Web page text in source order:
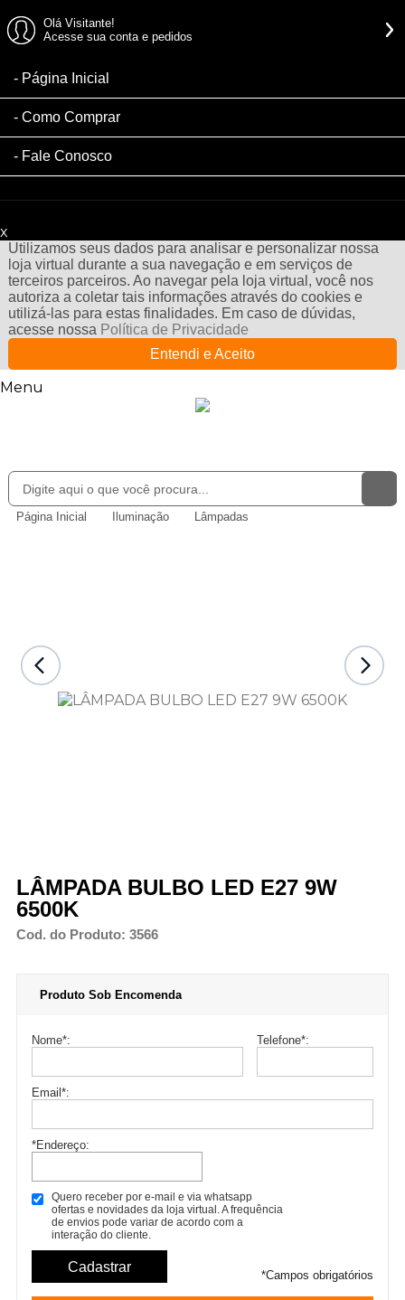
Olá Visitante!
Acesse sua conta e pedidos
Página Inicial
Como Comprar
Fale Conosco
x
Utilizamos seus dados para analisar e personalizar nossa
loja virtual durante a sua navegação e em serviços de
terceiros parceiros. Ao navegar pela loja virtual, você nos
autoriza a coletar tais informações através do cookies e
utilizá-las para estas finalidades. Em caso de dúvidas,
acesse nossa Política de Privacidade
Entendi e Aceito
Menu
Página Inicial Iluminação Lâmpadas
LÂMPADA BULBO LED E27 9W
6500K
Cod. do Produto: 3566
Produto Sob Encomenda
Nome*: Telefone*:
Email *:
*Endereço:
Quero receber por e-mail e via whatsapp
ofertas e novidades da loja virtual. A frequência
de envios pode variar de acordo com a
interação do cliente.
*Campos obrigatórios